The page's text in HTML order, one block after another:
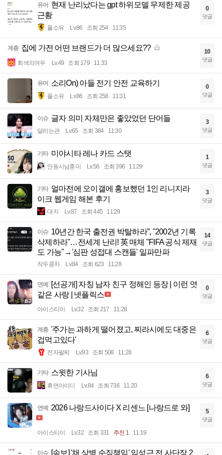
유머 현재 난리났다는 gpt 하위모델 무제한 제공
근황
풀소유 Lv.86 조회 254 11:35
0
댓글
계층 집에 가전 어떤 브랜드가 더 많으세요??
회색의여우 Lv.49 조회 179 11:33
10
댓글
유머 소리On) 아들 전기 안전 교육하기
풀소유 Lv.86 조회 258 11:31
0
댓글
이슈 글자 의미 자체만은 좋았었던 단어들
달리는관 Lv.65 조회 384 11:30
3
댓글
기타 미야시타 레나 카드 스탯
안동시남훈이 Lv.56 조회 396 11:29
1
댓글
기타 얼마전에 오이갤에 홍보했던 1인 리니지라
이크 웹게임 해본 후기
대지 Lv.87 조회 445 11:29
3
댓글
이슈 10년간 한국 출전권 박탈하라”, "2002년 기록
삭제하라"…전세계 난리! 英 매체 "FIFA 공식 제재
도 가능"→'심판 성접대 스캔들' 일파만파
작두콩차 Lv.84 조회 623 11:28
14
댓글
연예
[선공개] 자칭 남자 친구 정해인 등장 | 이런 엿
같은 사랑 | 넷플릭스
아이스티이 Lv.32 조회 217 11:28
0
댓글
계층 '주가는 과하게 떨어졌고, 찌라시에도 대중은
겁먹고있다'
전자팔찌 Lv.93 조회 508 11:28
6
댓글
기타 스윗한 기사님
휴면아이디 Lv.84 조회 736 11:20
6
댓글
연예 2026 나랑드사이다 X 리센느 [나랑드로 와]
아이스티이 Lv.32 조회 331 추천 1 11:19
5
댓글
이슈 [속보] '채 상병 순직책임' 임성근 전 사단장 2